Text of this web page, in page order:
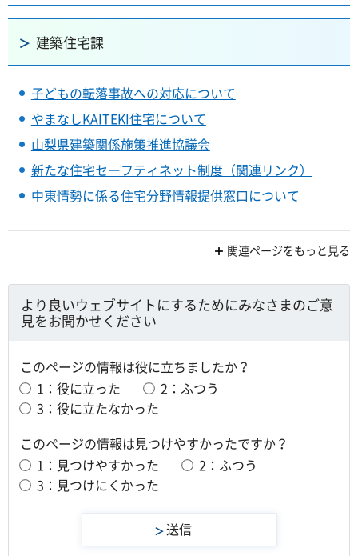
建築住宅課
子どもの転落事故への対応について
やまなしKAITEKI住宅について
山梨県建築関係施策推進協議会
新たな住宅セーフティネット制度（関連リンク）
中東情勢に係る住宅分野情報提供窓口について
関連ページをもっと見る
より良いウェブサイトにするためにみなさまのご意
見をお聞かせください
このページの情報は役に立ちましたか？
1：役に立った
2：ふつう
3：役に立たなかった
このページの情報は見つけやすかったですか？
1：見つけやすかった
2：ふつう
3：見つけにくかった